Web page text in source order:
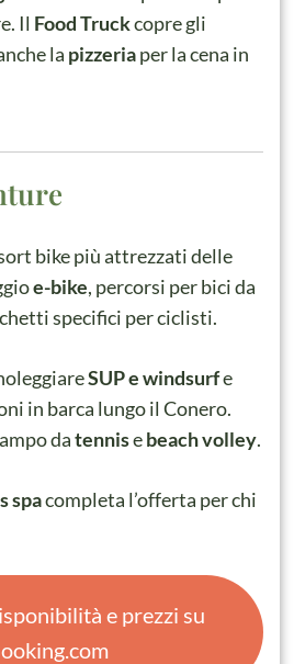
Il Food Truckcopre gli
la pizzeriaper la cena in
bike più attrezzati delle
e-bike, percorsi per bici da
specifici per ciclisti.
SUP e windsurfe
in barca lungo il Conero.
datennisebeach volley.
spacompleta l’offerta per chi
e prezzi su